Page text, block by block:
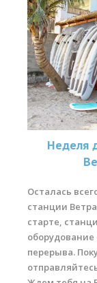
Неделя
Осталась
станции
старте,
оборудование
перерыва.